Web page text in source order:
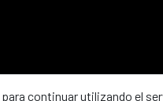
continuar utilizando el